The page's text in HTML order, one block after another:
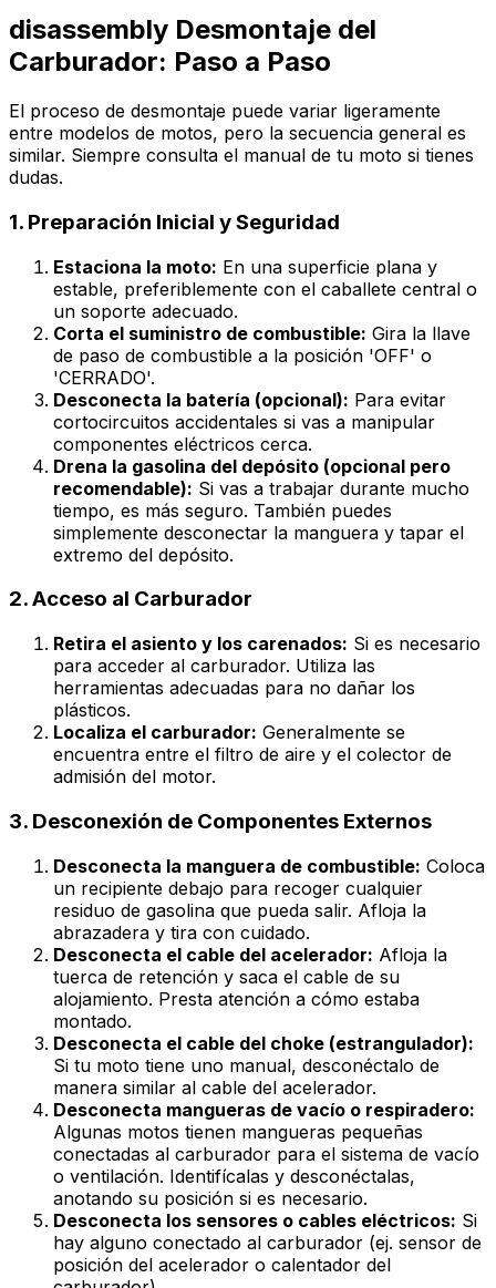
disassembly Desmontaje del
Carburador: Paso a Paso
El proceso de desmontaje puede variar ligeramente
entre modelos de motos, pero la secuencia general es
similar. Siempre consulta el manual de tu moto si tienes
dudas.
1. Preparación Inicial y Seguridad
Estaciona la moto: En una superficie plana y
estable, preferiblemente con el caballete central o
un soporte adecuado.
Corta el suministro de combustible: Gira la llave
de paso de combustible a la posición 'OFF' o
'CERRADO'.
Desconecta la batería (opcional): Para evitar
cortocircuitos accidentales si vas a manipular
componentes eléctricos cerca.
Drena la gasolina del depósito (opcional pero
recomendable): Si vas a trabajar durante mucho
tiempo, es más seguro. También puedes
simplemente desconectar la manguera y tapar el
extremo del depósito.
2. Acceso al Carburador
Retira el asiento y los carenados: Si es necesario
para acceder al carburador. Utiliza las
herramientas adecuadas para no dañar los
plásticos.
Localiza el carburador: Generalmente se
encuentra entre el filtro de aire y el colector de
admisión del motor.
3. Desconexión de Componentes Externos
Desconecta la manguera de combustible: Coloca
un recipiente debajo para recoger cualquier
residuo de gasolina que pueda salir. Afloja la
abrazadera y tira con cuidado.
Desconecta el cable del acelerador: Afloja la
tuerca de retención y saca el cable de su
alojamiento. Presta atención a cómo estaba
montado.
Desconecta el cable del choke (estrangulador):
Si tu moto tiene uno manual, desconéctalo de
manera similar al cable del acelerador.
Desconecta mangueras de vacío o respiradero:
Algunas motos tienen mangueras pequeñas
conectadas al carburador para el sistema de vacío
o ventilación. Identifícalas y desconéctalas,
anotando su posición si es necesario.
Desconecta los sensores o cables eléctricos: Si
hay alguno conectado al carburador (ej. sensor de
posición del acelerador o calentador del